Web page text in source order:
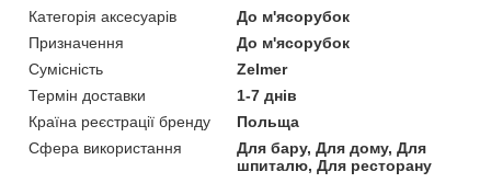
Категорія аксесуарів
До м'ясорубок
Призначення
До м'ясорубок
Сумісність
Zelmer
Термін доставки
1-7 днів
Країна реєстрації бренду
Польща
Сфера використання
Для бару, Для дому, Для
шпиталю, Для ресторану